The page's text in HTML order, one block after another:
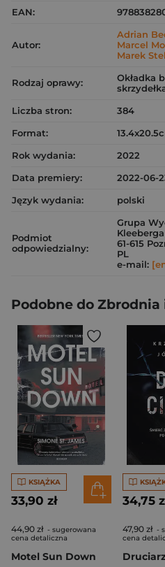
EAN:
Autor:
Adrian
Marcel
Marek
Rodzaj oprawy:
Okładka
Liczba stron:
384
Format:
Rok wydania:
2022
Data premiery:
2022-06-
Język wydania:
polski
Podmiot
odpowiedzialny:
Grupa
61-615
PL
e-mail:
Podobne do Zbrodnia
KSIĄŻKA
33,90 zł
44,90 zł - sugerowana
cena detaliczna
Motel Sun Down
34,75
47,90 zł -
cena